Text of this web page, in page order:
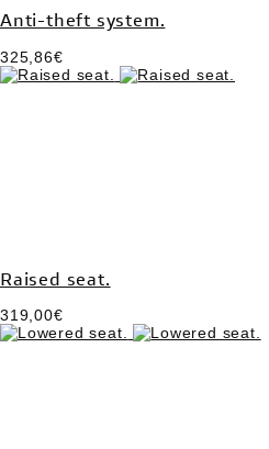
Anti-theft system.
325,86€
Raised seat.
319,00€